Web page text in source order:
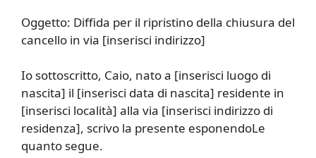
Oggetto: Diffida per il ripristino della chiusura del
cancello in via [inserisci indirizzo]
Io sottoscritto, Caio, nato a [inserisci luogo di
nascita] il [inserisci data di nascita] residente in
[inserisci località] alla via [inserisci indirizzo di
residenza], scrivo la presente esponendoLe
quanto segue.